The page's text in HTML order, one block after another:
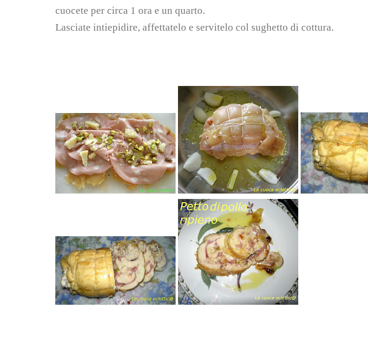
cuocete per circa 1 ora e un quarto.
Lasciate intiepidire, affettatelo e servitelo col sughetto di cottura.